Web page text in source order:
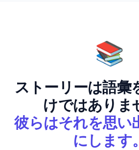
📚
ストーリーは語彙
けではありま
彼らはそれを思い
にします。